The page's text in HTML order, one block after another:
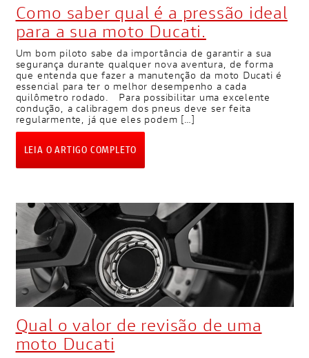
Como saber qual é a pressão ideal
para a sua moto Ducati.
Um bom piloto sabe da importância de garantir a sua
segurança durante qualquer nova aventura, de forma
que entenda que fazer a manutenção da moto Ducati é
essencial para ter o melhor desempenho a cada
quilômetro rodado. Para possibilitar uma excelente
condução, a calibragem dos pneus deve ser feita
regularmente, já que eles podem […]
LEIA O ARTIGO COMPLETO
Qual o valor de revisão de uma
moto Ducati